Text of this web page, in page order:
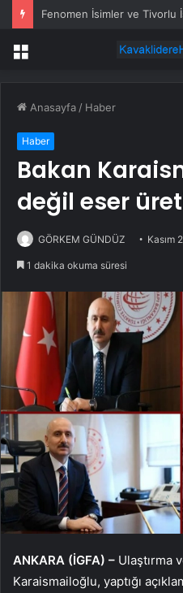
Menü
Anasayfa / Haber
Haber
Bakan
değil eser
GÖRKEM GÜNDÜZ Kasım
1 dakika okuma süresi
ANKARA (İGFA) – Ulaştırma
Karaismailoğlu, yaptığı